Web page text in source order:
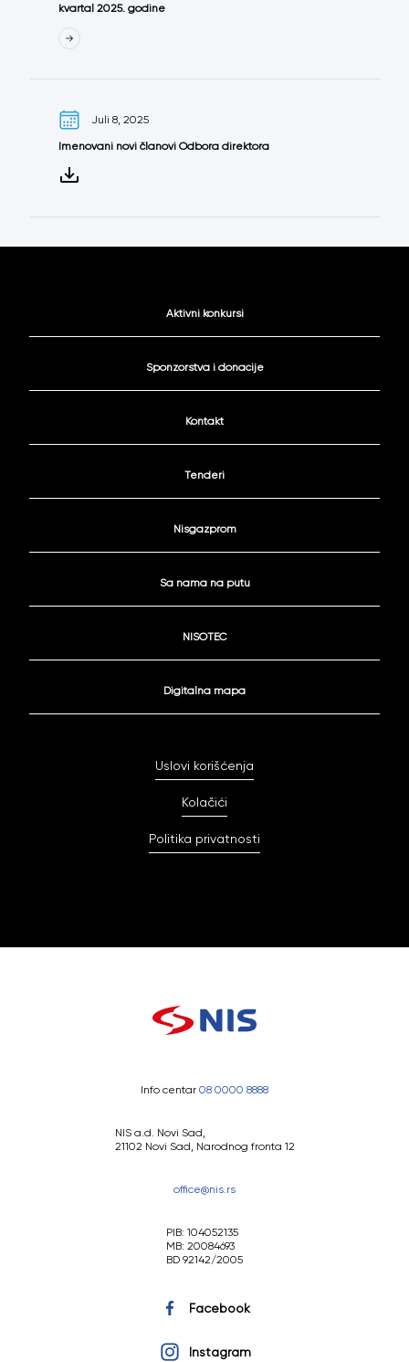
kvartal 2025. godine
Juli 8, 2025
Imenovani novi članovi Odbora direktora
Aktivni konkursi
Sponzorstva i donacije
Kontakt
Tenderi
Nisgazprom
Sa nama na putu
NISOTEC
Digitalna mapa
Uslovi korišćenja
Kolačići
Politika privatnosti
Info centar 08 0000 8888
NIS a.d. Novi Sad,
21102 Novi Sad, Narodnog fronta 12
office@nis.rs
PIB: 104052135
MB: 20084693
BD 92142/2005
Facebook
Instagram